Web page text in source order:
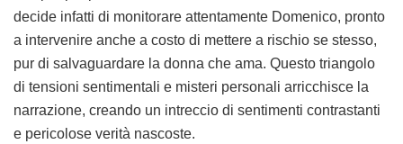
decide infatti di monitorare attentamente Domenico, pronto
a intervenire anche a costo di mettere a rischio se stesso,
pur di salvaguardare la donna che ama. Questo triangolo
di tensioni sentimentali e misteri personali arricchisce la
narrazione, creando un intreccio di sentimenti contrastanti
e pericolose verità nascoste.